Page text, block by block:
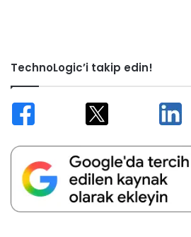
TechnoLogic’i takip edin!